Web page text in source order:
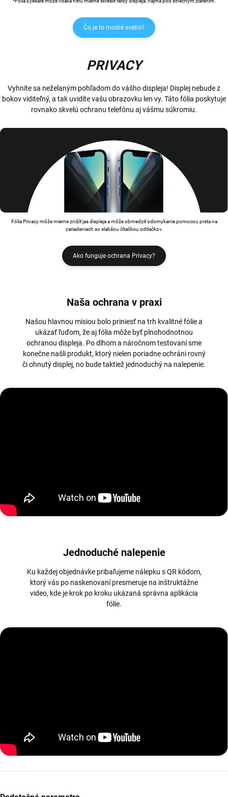
Čo je to modré svetlo?
PRIVACY
Vyhnite sa neželaným pohľadom do vášho displeja! Displej nebude z
bokov viditeľný, a tak uvidíte vašu obrazovku len vy. Táto fólia poskytuje
rovnako skvelú ochranu telefónu aj vášmu súkromiu.
Fólia Privacy môže mierne znižíť jas displeja a môže obmedziť odomykanie pomocou prsta na
zariadeniach so slabšou čítačkou odtlačkov.
Ako funguje ochrana Privacy?
Naša ochrana v praxi
Našou hlavnou misiou bolo priniesť na trh kvalitné fólie a
ukázať ľuďom, že aj fólia môže byť plnohodnotnou
ochranou displeja. Po dlhom a náročnom testovaní sme
konečne našli produkt, ktorý nielen poriadne ochráni rovný
či ohnutý displej, no bude taktiež jednoduchý na nalepenie.
Jednoduché nalepenie
Ku každej objednávke pribaľujeme nálepku s QR kódom,
ktorý vás po naskenovaní presmeruje na inštruktážne
video, kde je krok po kroku ukázaná správna aplikácia
fólie.